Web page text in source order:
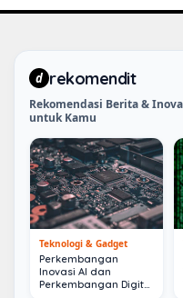
d rekomendit
Rekomendasi Berita &
untuk Kamu
Teknologi & Gadget
Perkembangan
Inovasi AI dan
Perkembangan Digital